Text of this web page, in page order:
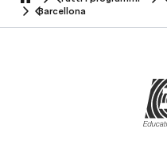
home
Barcellona